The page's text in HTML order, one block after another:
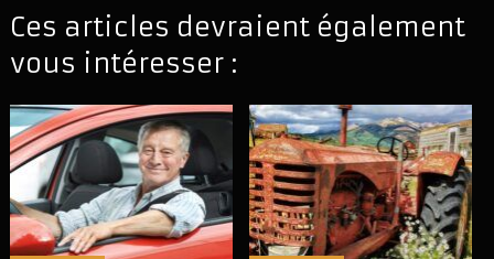
Ces articles devraient également
vous intéresser :